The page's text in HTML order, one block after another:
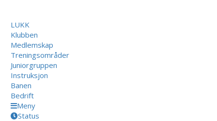
LUKK
Klubben
Medlemskap
Treningsområder
Juniorgruppen
Instruksjon
Banen
Bedrift
Meny
Status